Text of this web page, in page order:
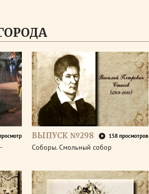
ВЫПУСК №298 158 просмотров
Соборы. Смольный собор